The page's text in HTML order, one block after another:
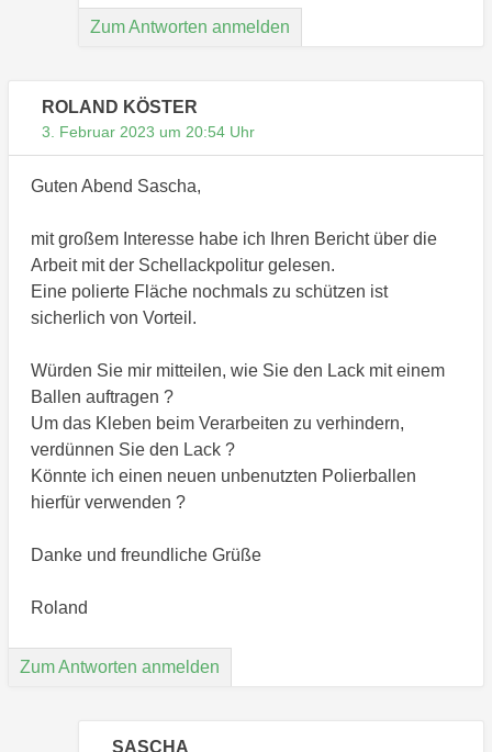
Zum Antworten anmelden
ROLAND KÖSTER
3. Februar 2023 um 20:54 Uhr
Guten Abend Sascha,
mit großem Interesse habe ich Ihren Bericht über die
Arbeit mit der Schellackpolitur gelesen.
Eine polierte Fläche nochmals zu schützen ist
sicherlich von Vorteil.
Würden Sie mir mitteilen, wie Sie den Lack mit einem
Ballen auftragen ?
Um das Kleben beim Verarbeiten zu verhindern,
verdünnen Sie den Lack ?
Könnte ich einen neuen unbenutzten Polierballen
hierfür verwenden ?
Danke und freundliche Grüße
Roland
Zum Antworten anmelden
SASCHA